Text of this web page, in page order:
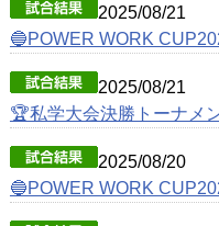
2025/08/21
🔵POWER WORK
2025/08/21
🏆私学大会決勝トーナメ
2025/08/20
🔵POWER WORK